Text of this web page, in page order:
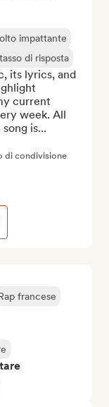
francese
impattante
di risposta
its lyrics, and
current
week. All
is...
di condivisione